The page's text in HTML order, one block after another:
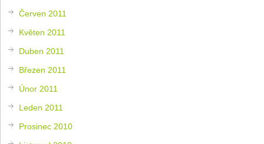
Červen 2011
Květen 2011
Duben 2011
Březen 2011
Únor 2011
Leden 2011
Prosinec 2010